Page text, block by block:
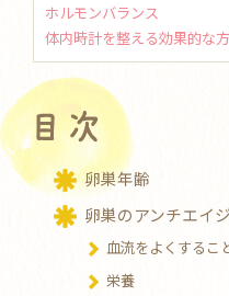
ホルモンバランス
体内時計を整える効果的な
卵巣年齢
卵巣のアンチエイ
血流をよくするこ
栄養